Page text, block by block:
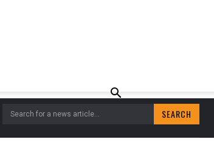
Search for a news article... SEARCH